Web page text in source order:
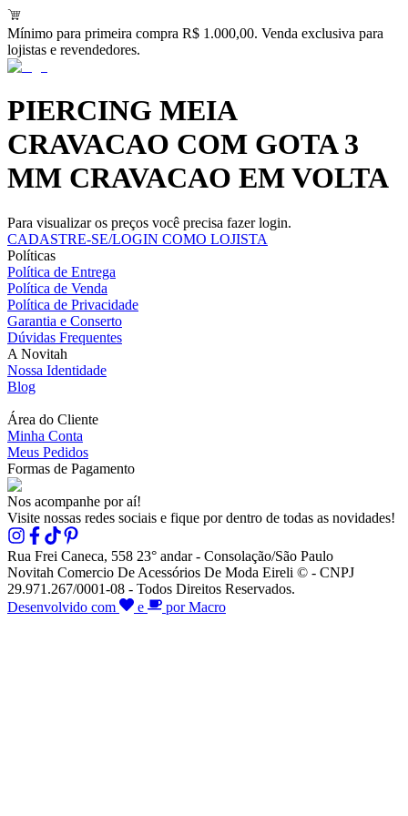
Mínimo para primeira compra R$ 1.000,00. Venda exclusiva para
lojistas e revendedores.
PIERCING MEIA
CRAVACAO COM GOTA 3
MM CRAVACAO EM VOLTA
Para visualizar os preços você precisa fazer login.
CADASTRE-SE/LOGIN COMO LOJISTA
Políticas
Política de Entrega
Política de Venda
Política de Privacidade
Garantia e Conserto
Dúvidas Frequentes
A Novitah
Nossa Identidade
Blog
Área do Cliente
Minha Conta
Meus Pedidos
Formas de Pagamento
Nos acompanhe por aí!
Visite nossas redes sociais e fique por dentro de todas as novidades!
Rua Frei Caneca, 558 23° andar - Consolação/São Paulo
Novitah Comercio De Acessórios De Moda Eireli © - CNPJ
29.971.267/0001-08 - Todos Direitos Reservados.
Desenvolvido com
e por Macro